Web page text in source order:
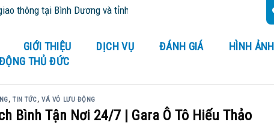
Bình Dương và tỉnh thành lân cận - Cứu Hộ 24/24
GIỚI THIỆU DỊCH VỤ ĐÁNH GIÁ HÌNH ẢNH
THỦ ĐỨC
,TIN TỨC,VÁ VỎ LƯU ĐỘNG
Bình Tận Nơi 24/7 | Gara Ô Tô Hiếu Thảo